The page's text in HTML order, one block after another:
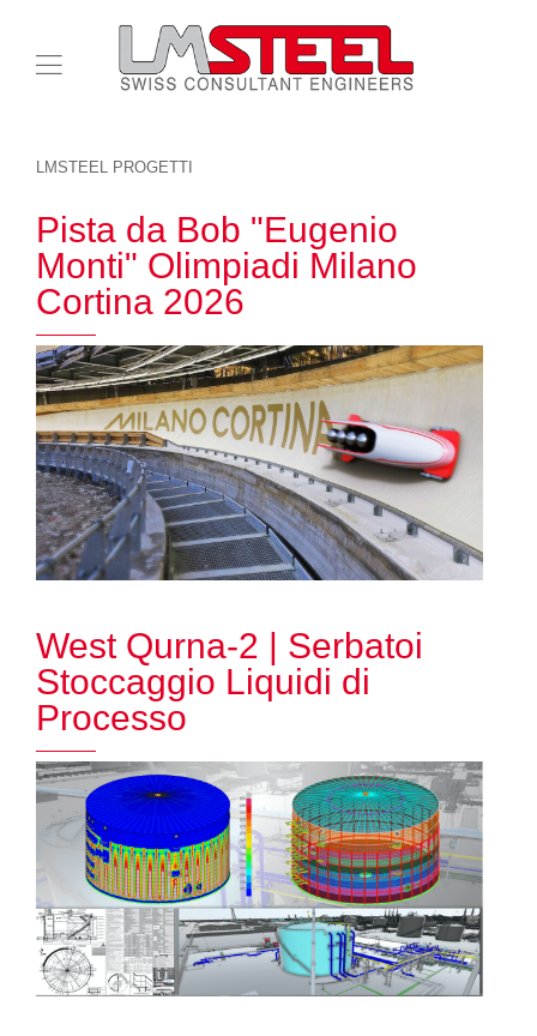
LMSTEEL PROGETTI
Pista da Bob "Eugenio
Monti" Olimpiadi Milano
Cortina 2026
West Qurna-2 | Serbatoi
Stoccaggio Liquidi di
Processo